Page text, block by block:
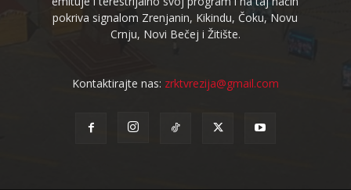
pokriva signalom Zrenjanin, Kikindu, Čoku, Novu
Crnju, Novi Bečej i Žitište.
Kontaktirajte nas: zrktvrezija@gmail.com